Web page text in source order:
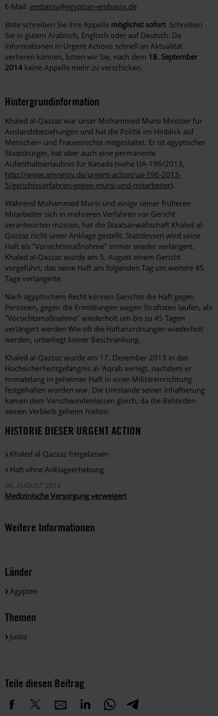
E-Mail: embassy@egyptian-embassy.de
Bitte schreiben Sie Ihre Appelle möglichst sofort. Schreiben
Sie in gutem Arabisch, Englisch oder auf Deutsch. Da
Informationen in Urgent Actions schnell an Aktualität
verlieren können, bitten wir Sie, nach dem 18. September
2014 keine Appelle mehr zu verschicken.
Hintergrundinformation
Hintergrund
Khaled al-Qazzaz war unter Mohammed Mursi Minister für
Auslandsbeziehungen und hat die Politik im Hinblick auf
Menschen- und Frauenrechte mitgestaltet. Er ist ägyptischer
Staatsbürger, hat aber auch eine permanente
Aufenthaltserlaubnis für Kanada (siehe UA-196/2013,
http://www.amnesty.de/urgent-action/ua-196-2013-
5/gerichtsverfahren-gegen-mursi-und-mitarbeiter).
Während Mohammed Mursi und einige seiner früheren
Mitarbeiter sich in mehreren Verfahren vor Gericht
verantworten müssen, hat die Staatsanwaltschaft Khaled al-
Qazzaz nicht unter Anklage gestellt. Stattdessen wird seine
Haft als "Vorsichtsmaßnahme" immer wieder verlängert.
Khaled al-Qazzaz wurde am 5. August einem Gericht
vorgeführt, das seine Haft am folgenden Tag um weitere 45
Tage verlängerte.
Nach ägyptischem Recht können Gerichte die Haft gegen
Personen, gegen die Ermittlungen wegen Straftaten laufen, als
"Vorsichtsmaßnahme" wiederholt um bis zu 45 Tagen
verlängert werden Wie oft die Haftanordnungen wiederholt
werden, unterliegt keiner Beschränkung.
Khaled al-Qazzaz wurde am 17. Dezember 2013 in das
Hochsicherheitsgefängnis al-'Aqrab verlegt, nachdem er
monatelang in geheimer Haft in einer Militäreinrichtung
festgehalten worden war. Die Umstände seiner Inhaftierung
kamen dem Verschwindenlassen gleich, da die Behörden
seinen Verbleib geheim hielten.
HISTORIE DIESER URGENT ACTION
Khaled al-Qazzaz freigelassen
Haft ohne Anklageerhebung
06. AUGUST 2014
Medizinische Versorgung verweigert
Weitere Informationen
Länder
Ägypten
Themen
Justiz
Teile diesen Beitrag